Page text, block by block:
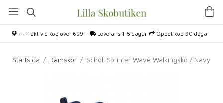
Fri frakt vid köp över 699:- Leverans 1-5 dagar Öppet köp 90 dagar
Startsida / Damskor / Scholl Sprinter Wave Walkingsko / Navy